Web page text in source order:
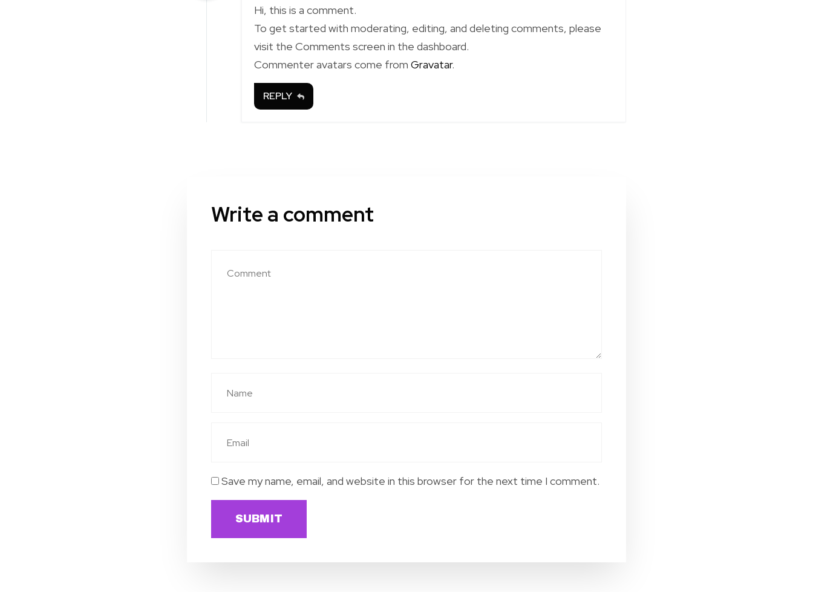
Hi, this is a comment.
To get started with moderating, editing, and deleting comments, please
visit the Comments screen in the dashboard.
Commenter avatars come from Gravatar.
REPLY
Write a comment
Save my name, email, and website in this browser for the next time I comment.
SUBMIT